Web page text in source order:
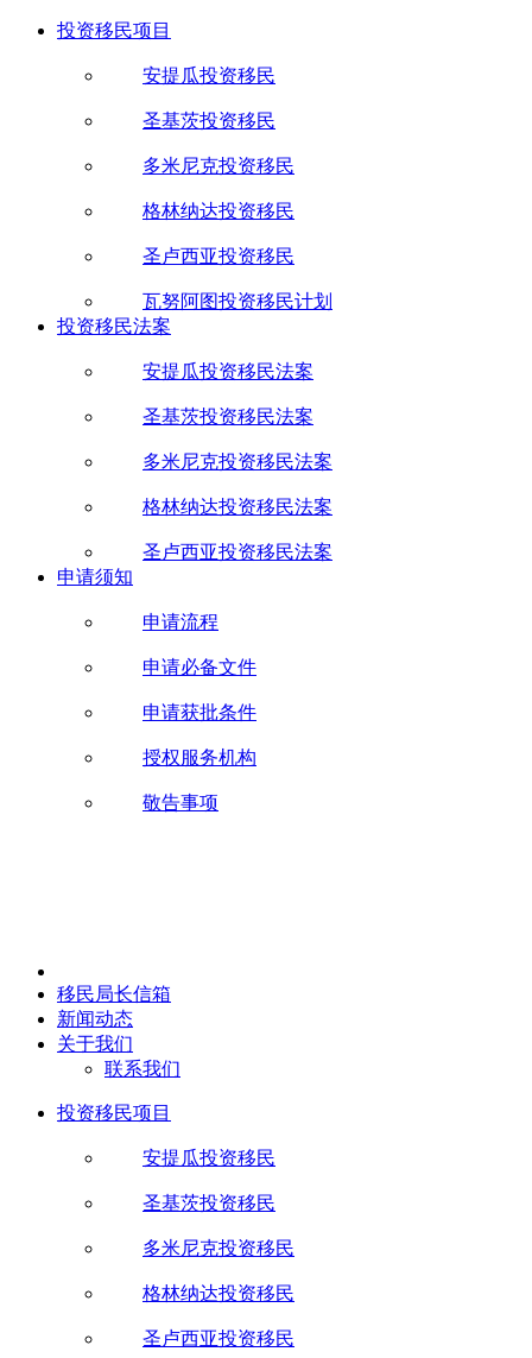
投资移民项目
安提瓜投资移民
圣基茨投资移民
多米尼克投资移民
格林纳达投资移民
圣卢西亚投资移民
瓦努阿图投资移民计划
投资移民法案
安提瓜投资移民法案
圣基茨投资移民法案
多米尼克投资移民法案
格林纳达投资移民法案
圣卢西亚投资移民法案
申请须知
申请流程
申请必备文件
申请获批条件
授权服务机构
敬告事项
移民局长信箱
新闻动态
关于我们
联系我们
投资移民项目
安提瓜投资移民
圣基茨投资移民
多米尼克投资移民
格林纳达投资移民
圣卢西亚投资移民